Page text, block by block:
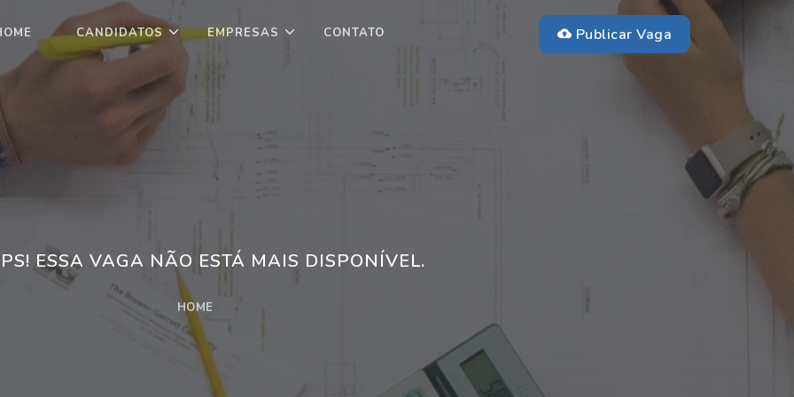
Publicar Vaga
CANDIDATOS EMPRESAS CONTATO
ESSA VAGA NÃO ESTÁ MAIS DISPONÍVEL.
HOME